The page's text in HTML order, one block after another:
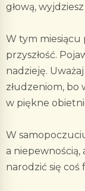
głową,
W tym miesiącu
przyszłość.
nadzieję.
złudzeniom, bo
w piękne
W
a niepewnością,
narodzić się coś